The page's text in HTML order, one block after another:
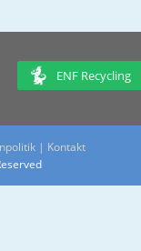
ENF Recycling
| Kontakt